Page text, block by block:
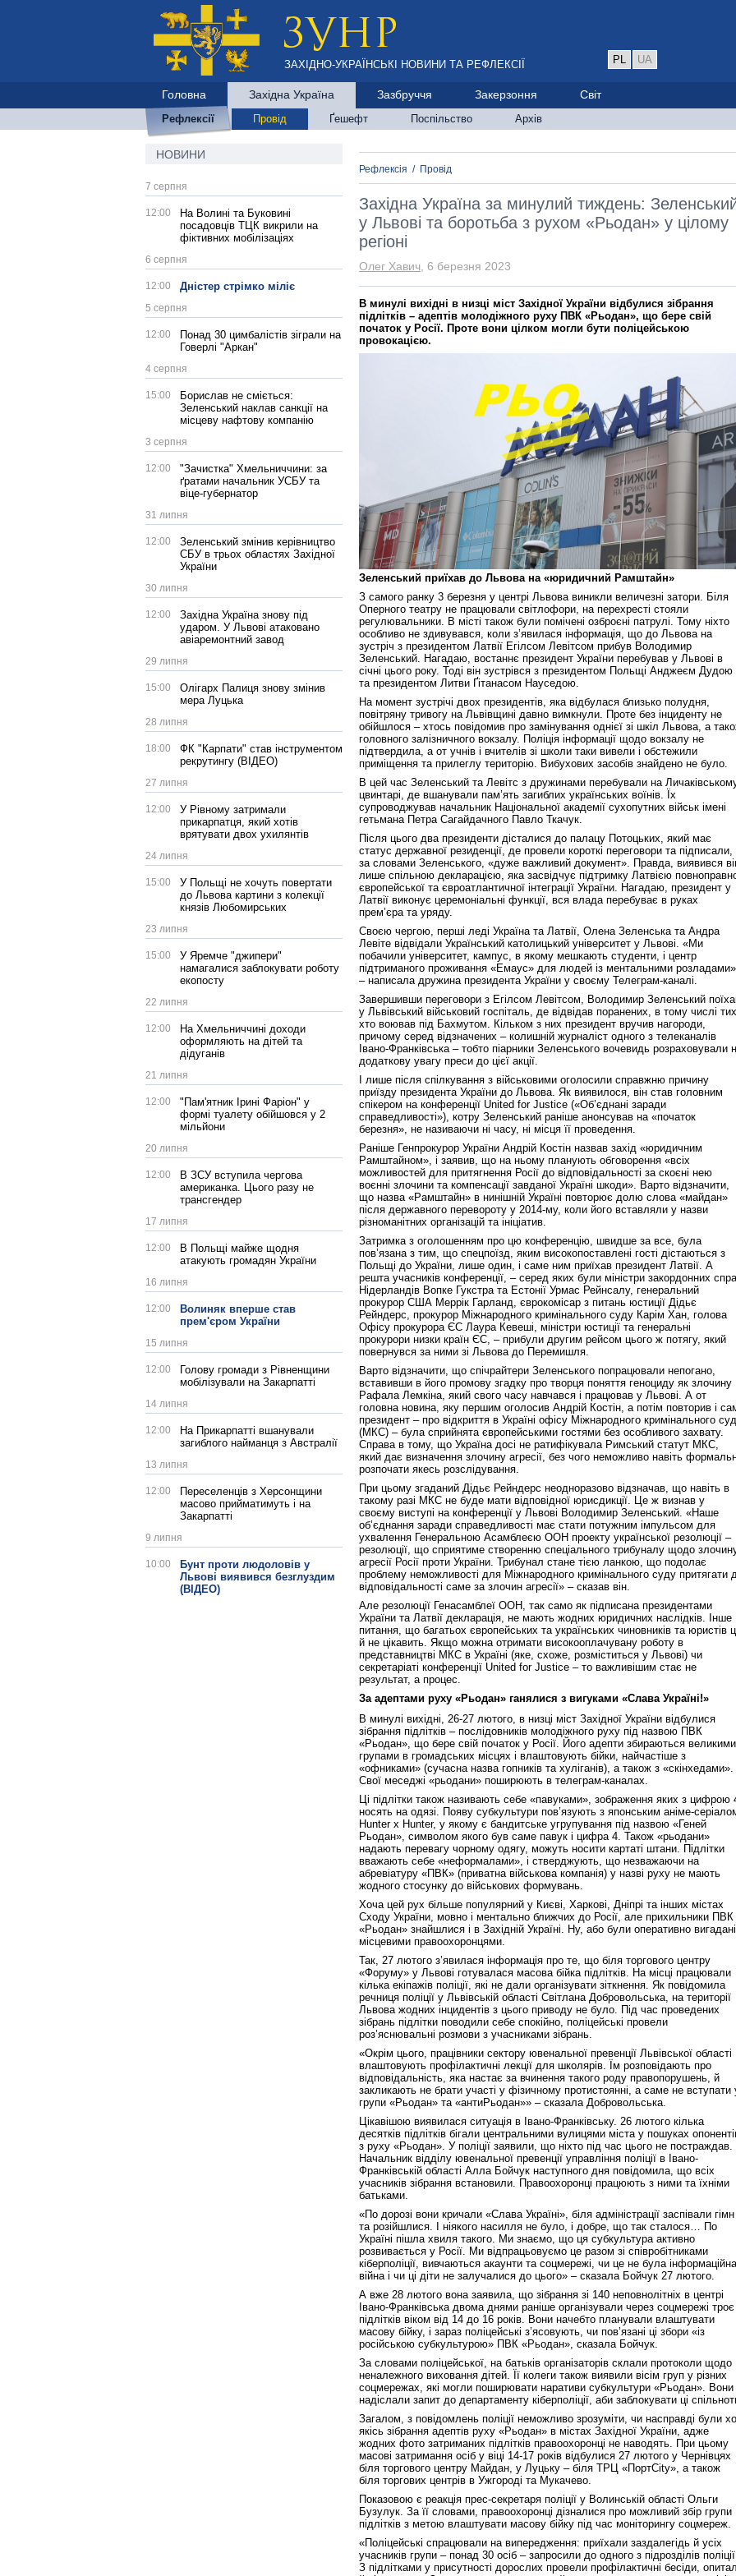
ЗАХІДНО-УКРАЇНСЬКІ НОВИНИ ТА РЕФЛЕКСІЇ PL UA
Головна Західна Україна Зазбруччя Закерзоння Світ
Рефлексії Провід Ґешефт Поспільство Архів
НОВИНИ
7 серпня
12:00
На Волині та Буковині
посадовців ТЦК викрили на
фіктивних мобілізаціях
6 серпня
12:00 Дністер стрімко міліє
5 серпня
12:00
Понад 30 цимбалістів зіграли на
Говерлі "Аркан"
4 серпня
15:00
Борислав не сміється:
Зеленський наклав санкції на
місцеву нафтову компанію
3 серпня
12:00
"Зачистка" Хмельниччини: за
ґратами начальник УСБУ та
віце-губернатор
31 липня
12:00
Зеленський змінив керівництво
СБУ в трьох областях Західної
України
30 липня
12:00
Західна Україна знову під
ударом. У Львові атаковано
авіаремонтний завод
29 липня
15:00
Олігарх Палиця знову змінив
мера Луцька
28 липня
18:00
ФК "Карпати" став інструментом
рекрутингу (ВІДЕО)
27 липня
12:00
У Рівному затримали
прикарпатця, який хотів
врятувати двох ухилянтів
24 липня
15:00
У Польщі не хочуть повертати
до Львова картини з колекції
князів Любомирських
23 липня
15:00
У Яремче "джипери"
намагалися заблокувати роботу
екопосту
22 липня
12:00
На Хмельниччині доходи
оформляють на дітей та
дідуганів
21 липня
12:00
"Пам'ятник Ірині Фаріон" у
формі туалету обійшовся у 2
мільйони
20 липня
12:00
В ЗСУ вступила чергова
американка. Цього разу не
трансгендер
17 липня
12:00
В Польщі майже щодня
атакують громадян України
16 липня
12:00
Волиняк вперше став
прем'єром України
15 липня
12:00
Голову громади з Рівненщини
мобілізували на Закарпатті
14 липня
12:00
На Прикарпатті вшанували
загиблого найманця з Австралії
13 липня
12:00
Переселенців з Херсонщини
масово прийматимуть і на
Закарпатті
9 липня
10:00
Бунт проти людоловів у
Львові виявився безглуздим
(ВІДЕО)
Рефлексія / Провід
Західна Україна за минулий тиждень:
у Львові та боротьба з рухом «Рьодан» у цілому
регіоні
Олег Хавич , 6 березня 2023
В минулі вихідні в низці міст Західної України відбулися зібрання
підлітків – адептів молодіжного руху ПВК «Рьодан», що бере свій
початок у Росії. Проте вони цілком могли бути поліцейською
провокацією.
Зеленський приїхав до Львова на «юридичний Рамштайн»
З самого ранку 3 березня у центрі Львова виникли величезні затори. Біля
Оперного театру не працювали світлофори, на перехресті стояли
регулювальники. В місті також були помічені озброєні патрулі. Тому ніхто
особливо не здивувався, коли з’явилася інформація, що до Львова на
зустріч з президентом Латвії Егілсом Левітсом прибув Володимир
Зеленський. Нагадаю, востаннє президент України перебував у Львові в
січні цього року. Тоді він зустрівся з президентом Польщі Анджеєм Дудою
та президентом Литви Ґітанасом Науседою.
На момент зустрічі двох президентів, яка відбулася близько полудня,
повітряну тривогу на Львівщині давно вимкнули. Проте без інциденту не
обійшлося – хтось повідомив про замінування однієї зі шкіл Львова, а
головного залізничного вокзалу. Поліція інформації щодо вокзалу не
підтвердила, а от учнів і вчителів зі школи таки вивели і обстежили
приміщення та прилеглу територію. Вибухових засобів знайдено не було.
В цей час Зеленський та Левітс з дружинами перебували на
цвинтарі, де вшанували пам’ять загиблих українських воїнів. Їх
супроводжував начальник Національної академії сухопутних військ імені
гетьмана Петра Сагайдачного Павло Ткачук.
Після цього два президенти дісталися до палацу Потоцьких, який має
статус державної резиденції, де провели короткі переговори та підписали,
за словами Зеленського, «дуже важливий документ». Правда, виявився
лише спільною декларацією, яка засвідчує підтримку Латвією
європейської та євроатлантичної інтеграції України. Нагадаю, президент у
Латвії виконує церемоніальні функції, вся влада перебуває в руках
прем’єра та уряду.
Своєю чергою, перші леді Україна та Латвії, Олена Зеленська та Андра
Левіте відвідали Український католицький університет у Львові. «Ми
побачили університет, кампус, в якому мешкають студенти, і центр
підтриманого проживання «Емаус» для людей із ментальними
– написала дружина президента України у своєму Телеграм-каналі.
Завершивши переговори з Егілсом Левітсом, Володимир Зеленський
у Львівський військовий госпіталь, де відвідав поранених, в тому числі
хто воював під Бахмутом. Кільком з них президент вручив нагороди,
причому серед відзначених – колишній журналіст одного з телеканалів
Івано-Франківська – тобто піарники Зеленського вочевидь розраховували
додаткову увагу преси до цієї акції.
І лише після спілкування з військовими оголосили справжню причину
приїзду президента України до Львова. Як виявилося, він став головним
спікером на конференції United for Justice («Об’єднані заради
справедливості»), котру Зеленський раніше анонсував на «початок
березня», не називаючи ні часу, ні місця її проведення.
Раніше Генпрокурор України Андрій Костін назвав захід «юридичним
Рамштайном», і заявив, що на ньому планують обговорення «всіх
можливостей для притягнення Росії до відповідальності за скоєні нею
воєнні злочини та компенсації завданої Україні шкоди». Варто відзначити,
що назва «Рамштайн» в нинішній Україні повторює долю слова «майдан»
після державного перевороту у 2014-му, коли його вставляли у назви
різноманітних організацій та ініціатив.
Затримка з оголошенням про цю конференцію, швидше за все, була
пов’язана з тим, що спецпоїзд, яким високопоставлені гості дістаються з
Польщі до України, лише один, і саме ним приїхав президент Латвії. А
решта учасників конференції, – серед яких були міністри закордонних
Нідерландів Вопке Гукстра та Естонії Урмас Рейнсалу, генеральний
прокурор США Меррік Гарланд, єврокомісар з питань юстиції Дідьє
Рейндерс, прокурор Міжнародного кримінального суду Карім Хан, голова
Офісу прокурора ЄС Лаура Кевеші, міністри юстиції та генеральні
прокурори низки країн ЄС, – прибули другим рейсом цього ж потягу, який
повернувся за ними зі Львова до Перемишля.
Варто відзначити, що спічрайтери Зеленського попрацювали непогано,
вставивши в його промову згадку про творця поняття геноциду як злочину
Рафала Лемкіна, який свого часу навчався і працював у Львові. А от
головна новина, яку першим оголосив Андрій Костін, а потім повторив і
президент – про відкриття в Україні офісу Міжнародного кримінального
(МКС) – була сприйнята європейськими гостями без особливого захвату.
Справа в тому, що Україна досі не ратифікувала Римський статут МКС,
який дає визначення злочину агресії, без чого неможливо навіть
розпочати якесь розслідування.
При цьому згаданий Дідьє Рейндерс неодноразово відзначав, що навіть в
такому разі МКС не буде мати відповідної юрисдикції. Це ж визнав у
своєму виступі на конференції у Львові Володимир Зеленський. «Наше
об’єднання заради справедливості має стати потужним імпульсом для
ухвалення Генеральною Асамблеєю ООН проекту української резолюції –
резолюції, що сприятиме створенню спеціального трибуналу щодо
агресії Росії проти України. Трибунал стане тією ланкою, що подолає
проблему неможливості для Міжнародного кримінального суду притягати
відповідальності саме за злочин агресії» – сказав він.
Але резолюції Генасамблеї ООН, так само як підписана президентами
України та Латвії декларація, не мають жодних юридичних наслідків. Інше
питання, що багатьох європейських та українських чиновників та юристів
й не цікавить. Якщо можна отримати високооплачувану роботу в
представництві МКС в Україні (яке, схоже, розміститься у Львові) чи
секретаріаті конференції United for Justice – то важливішим стає не
результат, а процес.
За адептами руху «Рьодан» ганялися з вигуками «Слава Україні!»
В минулі вихідні, 26-27 лютого, в низці міст Західної України відбулися
зібрання підлітків – послідовників молодіжного руху під назвою ПВК
«Рьодан», що бере свій початок у Росії. Його адепти збираються великими
групами в громадських місцях і влаштовують бійки, найчастіше з
«офниками» (сучасна назва гопників та хуліганів), а також з «скінхедами».
Свої меседжі «рьодани» поширюють в телеграм-каналах.
Ці підлітки також називають себе «павуками», зображення яких з цифрою
носять на одязі. Появу субкультури пов’язують з японським аніме-
Hunter x Hunter, у якому є бандитське угрупування під назвою «Геней
Рьодан», символом якого був саме павук і цифра 4. Також «рьодани»
надають перевагу чорному одягу, можуть носити картаті штани. Підлітки
вважають себе «неформалами», і стверджують, що незважаючи на
абревіатуру «ПВК» (приватна військова компанія) у назві руху не мають
жодного стосунку до військових формувань.
Хоча цей рух більше популярний у Києві, Харкові, Дніпрі та інших містах
Сходу України, мовно і ментально ближчих до Росії, але прихильники ПВК
«Рьодан» знайшлися і в Західній Україні. Ну, або були оперативно вигадані
місцевими правоохоронцями.
Так, 27 лютого з’явилася інформація про те, що біля торгового центру
«Форуму» у Львові готувалася масова бійка підлітків. На місці працювали
кілька екіпажів поліції, які не дали організувати зіткнення. Як повідомила
речниця поліції у Львівській області Світлана Добровольська, на території
Львова жодних інцидентів з цього приводу не було. Під час проведених
зібрань підлітки поводили себе спокійно, поліцейські провели
роз’яснювальні розмови з учасниками зібрань.
«Окрім цього, працівники сектору ювенальної превенції Львівської області
влаштовують профілактичні лекції для школярів. Їм розповідають про
відповідальність, яка настає за вчинення такого роду правопорушень, й
закликають не брати участі у фізичному протистоянні, а саме не вступати
групи «Рьодан» та «антиРьодан»» – сказала Добровольська.
Цікавішою виявилася ситуація в Івано-Франківську. 26 лютого кілька
десятків підлітків бігали центральними вулицями міста у пошуках
з руху «Рьодан». У поліції заявили, що ніхто під час цього не постраждав.
Начальник відділу ювенальної превенції управління поліції в Івано-
Франківській області Алла Бойчук наступного дня повідомила, що всіх
учасників зібрання встановили. Правоохоронці працюють з ними та їхніми
батьками.
«По дорозі вони кричали «Слава Україні», біля адміністрації заспівали гімн
та розійшлися. І ніякого насилля не було, і добре, що так сталося… По
Україні пішла хвиля такого. Ми знаємо, що ця субкультура активно
розвивається у Росії. Ми відпрацьовуємо це разом зі співробітниками
кіберполіції, вивчаються акаунти та соцмережі, чи це не була інформаційна
війна і чи ці діти не залучалися до цього» – сказала Бойчук 27 лютого.
А вже 28 лютого вона заявила, що зібрання зі 140 неповнолітніх в центрі
Івано-Франківська двома днями раніше організували через соцмережі троє
підлітків віком від 14 до 16 років. Вони начебто планували влаштувати
масову бійку, і зараз поліцейські з’ясовують, чи пов’язані ці збори «із
російською субкультурою» ПВК «Рьодан», сказала Бойчук.
За словами поліцейської, на батьків організаторів склали протоколи щодо
неналежного виховання дітей. Її колеги також виявили вісім груп у різних
соцмережах, які могли поширювати наративи субкультури «Рьодан». Вони
надіслали запит до департаменту кіберполіції, аби заблокувати ці
Загалом, з повідомлень поліції неможливо зрозуміти, чи насправді були
якісь зібрання адептів руху «Рьодан» в містах Західної України, адже
жодних фото затриманих підлітків правоохоронці не наводять. При цьому
масові затримання осіб у віці 14-17 років відбулися 27 лютого у Чернівцях
біля торгового центру Майдан, у Луцьку – біля ТРЦ «ПортCity», а також
біля торгових центрів в Ужгороді та Мукачево.
Показовою є реакція прес-секретаря поліції у Волинській області Ольги
Бузулук. За її словами, правоохоронці дізналися про можливий збір групи
підлітків з метою влаштувати масову бійку під час моніторингу соцмереж.
«Поліцейські спрацювали на випередження: приїхали заздалегідь й усіх
учасників групи – понад 30 осіб – запросили до одного з підрозділів
З підлітками у присутності дорослих провели профілактичні бесіди,
Реконструкція подій 1 листопада
1918 року у Львові
України